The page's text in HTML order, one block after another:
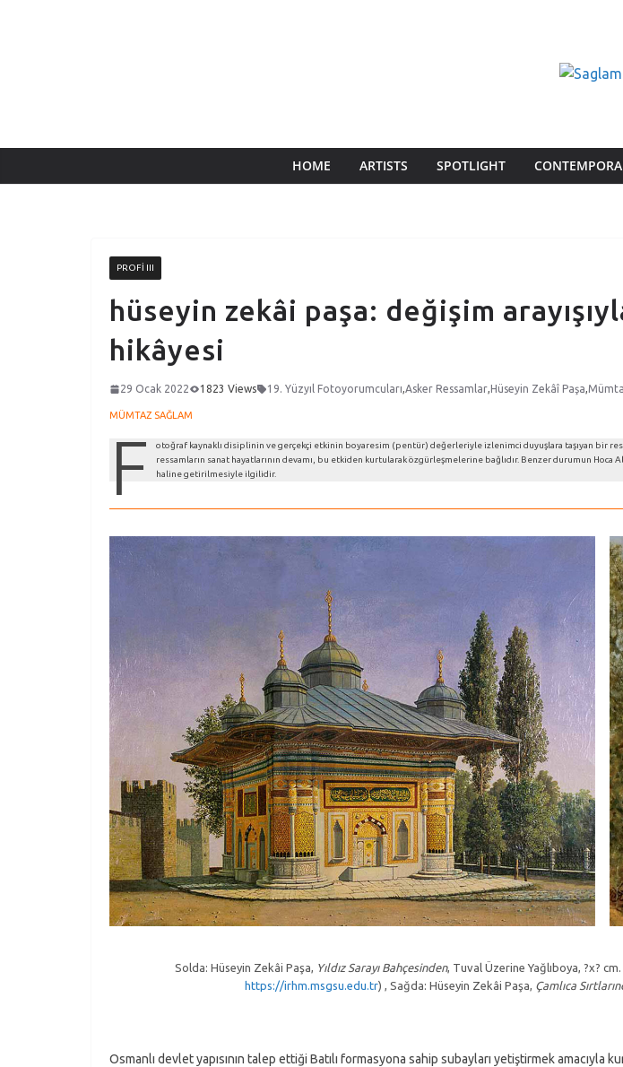
HOME ARTISTS SPOTLIGHT
PROFI III
hüseyin zekâi paşa: değişim
hikâyesi
29 Ocak 2022 1823 Views 19. Yüzyıl Fotoyorumcuları,Asker Ressamlar,Hüseyin Zekâî Paşa,
MÜMTAZ SAĞLAM
F
otoğraf kaynaklı disiplinin ve gerçekçi etkinin boyaresim (pentür) değerleriyle izlenimci duyuşlara taşıyan bir
ressamların sanat hayatlarının devamı, bu etkiden kurtularak özgürleşmelerine bağlıdır. Benzer durumun
haline getirilmesiyle ilgilidir.
Solda: Hüseyin Zekâi Paşa, Yıldız Sarayı Bahçesinden, Tuval Üzerine Yağlıboya, ?x?
https://irhm.msgsu.edu.tr) , Sağda: Hüseyin Zekâi Paşa, Çamlıca
Osmanlı devlet yapısının talep ettiği Batılı formasyona sahip subayları yetiştirmek